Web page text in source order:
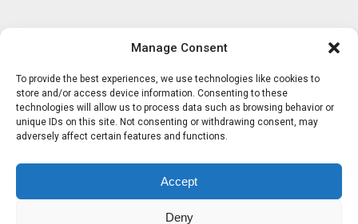
Manage Consent
To provide the best experiences, we use technologies like cookies to
store and/or access device information. Consenting to these
technologies will allow us to process data such as browsing behavior or
unique IDs on this site. Not consenting or withdrawing consent, may
adversely affect certain features and functions.
Accept
Deny